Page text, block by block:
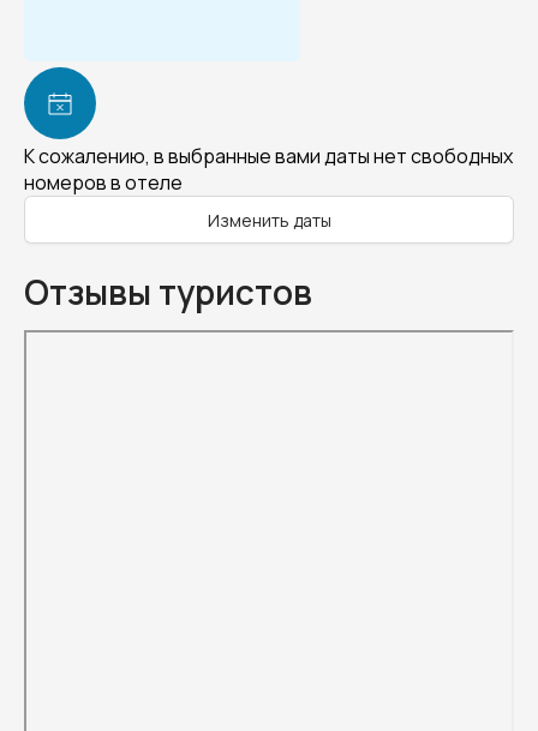
К сожалению, в выбранные вами даты нет свободных
номеров в отеле
Изменить даты
Отзывы туристов